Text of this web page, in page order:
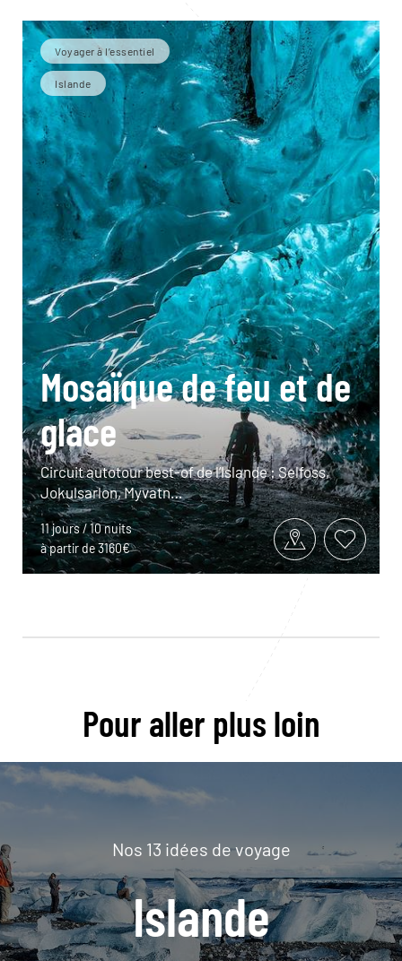
Voyager à l’essentiel
Islande
Mosaïque de feu et de
glace
Circuit autotour best-of de l’Islande : Selfoss,
Jokulsarlon, Myvatn…
11 jours / 10 nuits
à partir de 3160€
Pour aller plus loin
Nos 13 idées de voyage
Islande